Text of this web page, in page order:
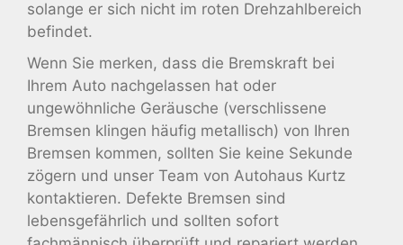
solange er sich nicht im roten Drehzahlbereich
befindet.
Wenn Sie merken, dass die Bremskraft bei
Ihrem Auto nachgelassen hat oder
ungewöhnliche Geräusche (verschlissene
Bremsen klingen häufig metallisch) von Ihren
Bremsen kommen, sollten Sie keine Sekunde
zögern und unser Team von Autohaus Kurtz
kontaktieren. Defekte Bremsen sind
lebensgefährlich und sollten sofort